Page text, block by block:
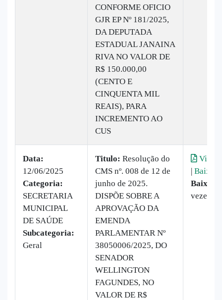
CONFORME OFICIO
GJR EP Nº 181/2025,
DA DEPUTADA
ESTADUAL JANAINA
RIVA NO VALOR DE
R$ 150.000,00
(CENTO E
CINQUENTA MIL
REAIS), PARA
INCREMENTO AO
CUS
Data:
12/06/2025
Categoria:
SECRETARIA
MUNICIPAL
DE SAÚDE
Subcategoria:
Geral
Titulo: Resolução do
CMS nº. 008 de 12 de
junho de 2025.
DISPÕE SOBRE A
APROVAÇÃO DA
EMENDA
PARLAMENTAR Nº
38050006/2025, DO
SENADOR
WELLINGTON
FAGUNDES, NO
VALOR DE R$
| Baixar
vezes